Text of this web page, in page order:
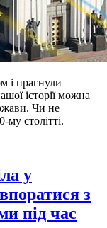
і прагнули
історії можна
Чи не
му столітті.
у
з
під час